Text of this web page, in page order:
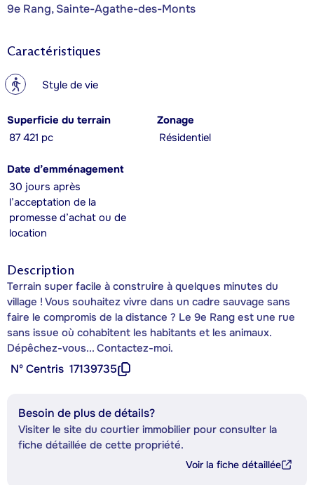
9e Rang, Sainte-Agathe-des-Monts
Caractéristiques
? Style de vie
Superficie du terrain
87 421 pc
Zonage
Résidentiel
Date d’emménagement
30 jours après
l’acceptation de la
promesse d’achat ou de
location
Description
Terrain super facile à construire à quelques minutes du
village ! Vous souhaitez vivre dans un cadre sauvage sans
faire le compromis de la distance ? Le 9e Rang est une rue
sans issue où cohabitent les habitants et les animaux.
Dépêchez-vous... Contactez-moi.
Nº Centris 17139735
Besoin de plus de détails?
Visiter le site du courtier immobilier pour consulter la
fiche détaillée de cette propriété.
Voir la fiche détaillée